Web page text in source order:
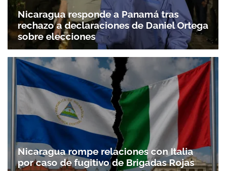
Nicaragua responde a Panamá tras
rechazo a declaraciones de Daniel Ortega
sobre elecciones
Nicaragua rompe relaciones con Italia
por caso de fugitivo de Brigadas Rojas